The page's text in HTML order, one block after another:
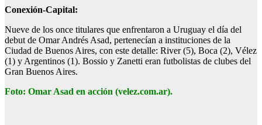
Conexión-Capital:
Nueve de los once titulares que enfrentaron a Uruguay el día del
debut de Omar Andrés Asad, pertenecían a instituciones de la
Ciudad de Buenos Aires, con este detalle: River (5), Boca (2), Vélez
(1) y Argentinos (1). Bossio y Zanetti eran futbolistas de clubes del
Gran Buenos Aires.
Foto: Omar Asad en acción (velez.com.ar).